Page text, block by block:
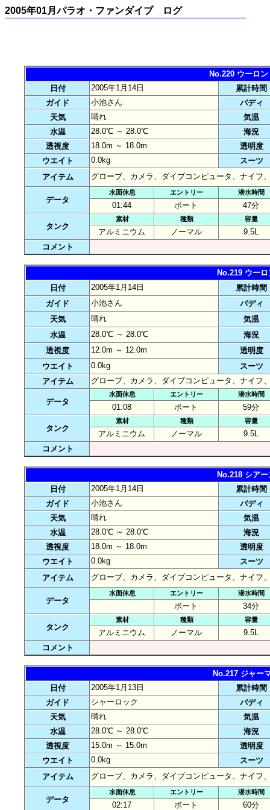
2005年01月パラオ・ファンダイブ ログ
No.220 ウーロ
日付
2005年1月14日
累計時間
ガイド
小池さん
バディ
天気
晴れ
気温
水温
28.0℃ ～ 28.0℃
海況
透視度
18.0m ～ 18.0m
透明度
ウエイト
0.0kg
スーツ
アイテム
グローブ、カメラ、ダイブコンピュータ、ナイフ
データ
水面休息 エントリー 潜水時間
01:44 ボート 47分
タンク
素材 種類 容量
アルミニウム ノーマル
9.5L
コメント
No.219 ウー
日付
2005年1月14日
累計時間
ガイド
小池さん
バディ
天気
晴れ
気温
水温
28.0℃ ～ 28.0℃
海況
透視度
12.0m ～ 12.0m
透明度
ウエイト
0.0kg
スーツ
アイテム
グローブ、カメラ、ダイブコンピュータ、ナイフ
データ
水面休息 エントリー 潜水時間
01:08 ボート 59分
タンク
素材 種類 容量
アルミニウム ノーマル
9.5L
コメント
No.218 シア
日付
2005年1月14日
累計時間
ガイド
小池さん
バディ
天気
晴れ
気温
水温
28.0℃ ～ 28.0℃
海況
透視度
18.0m ～ 18.0m
透明度
ウエイト
0.0kg
スーツ
アイテム
グローブ、カメラ、ダイブコンピュータ、ナイフ
データ
水面休息 エントリー 潜水時間
ボート 34分
タンク
素材 種類 容量
アルミニウム ノーマル
9.5L
コメント
No.217 ジャー
日付
2005年1月13日
累計時間
ガイド
シャーロック
バディ
天気
晴れ
気温
水温
28.0℃ ～ 28.0℃
海況
透視度
15.0m ～ 15.0m
透明度
ウエイト
0.0kg
スーツ
アイテム
グローブ、カメラ、ダイブコンピュータ、ナイフ
データ
水面休息 エントリー 潜水時間
02:17 ボート 60分